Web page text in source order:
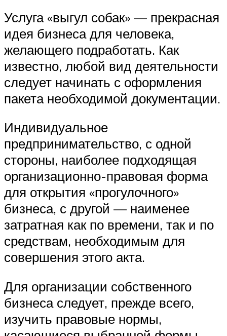
Услуга «выгул собак» — прекрасная
идея бизнеса для человека,
желающего подработать. Как
известно, любой вид деятельности
следует начинать с оформления
пакета необходимой документации.
Индивидуальное
предпринимательство, с одной
стороны, наиболее подходящая
организационно-правовая форма
для открытия «прогулочного»
бизнеса, с другой — наименее
затратная как по времени, так и по
средствам, необходимым для
совершения этого акта.
Для организации собственного
бизнеса следует, прежде всего,
изучить правовые нормы,